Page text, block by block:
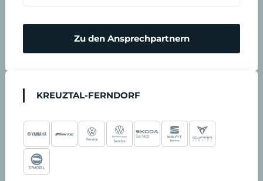
Zu den Ansprechpartnern
KREUZTAL-FERNDORF